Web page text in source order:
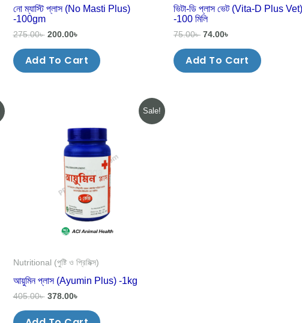
নো ম্যাস্টি প্লাস (No Masti Plus)
-100gm
275.00৳ 200.00৳
Add To Cart
ভিটা-ডি প্লাস ভেট (Vita-D Plus Vet)
-100 মিলি
75.00৳ 74.00৳
Add To Cart
Sale!
Nutritional (পুষ্টি ও প্রিমিক্স)
আয়ুমিন প্লাস (Ayumin Plus) -1kg
405.00৳
405.00৳ .
378.00৳
is:
378.00৳ .